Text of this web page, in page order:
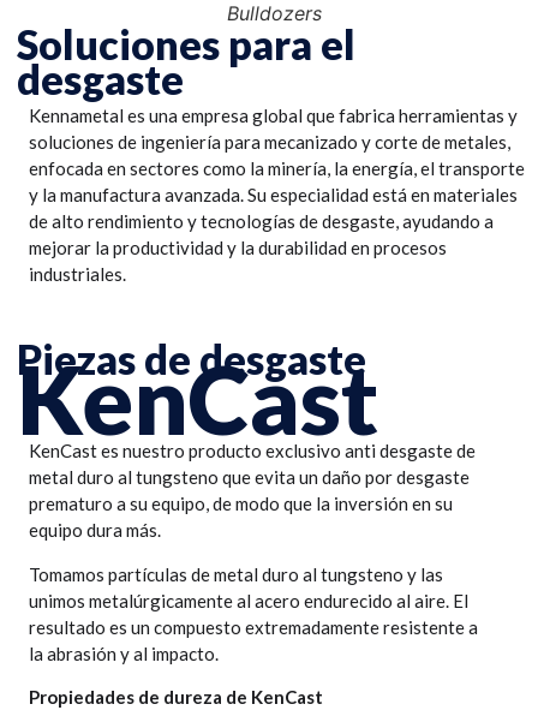
Bulldozers
Soluciones para el
desgaste
Kennametal es una empresa global que fabrica herramientas y
soluciones de ingeniería para mecanizado y corte de metales,
enfocada en sectores como la minería, la energía, el transporte
y la manufactura avanzada. Su especialidad está en materiales
de alto rendimiento y tecnologías de desgaste, ayudando a
mejorar la productividad y la durabilidad en procesos
industriales.
Piezas de desgaste
KenCast
KenCast es nuestro producto exclusivo anti desgaste de
metal duro al tungsteno que evita un daño por desgaste
prematuro a su equipo, de modo que la inversión en su
equipo dura más.
Tomamos partículas de metal duro al tungsteno y las
unimos metalúrgicamente al acero endurecido al aire. El
resultado es un compuesto extremadamente resistente a
la abrasión y al impacto.
Propiedades de dureza de KenCast